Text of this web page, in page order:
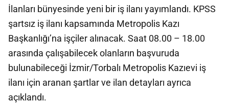
İlanları bünyesinde yeni bir iş ilanı yayımlandı. KPSS
şartsız iş ilanı kapsamında Metropolis Kazı
Başkanlığı’na işçiler alınacak. Saat 08.00 – 18.00
arasında çalışabilecek olanların başvuruda
bulunabileceği İzmir/Torbalı Metropolis Kazıevi iş
ilanı için aranan şartlar ve ilan detayları ayrıca
açıklandı.